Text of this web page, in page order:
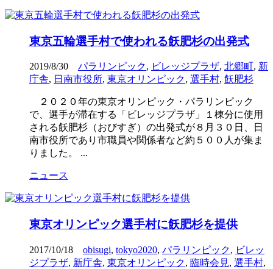
東京五輪選手村で使われる飫肥杉の出発式
2019/8/30 パラリンピック, ビレッジプラザ, 北郷町, 新
庁舎, 日南市役所, 東京オリンピック, 選手村, 飫肥杉
２０２０年の東京オリンピック・パラリンピック
で、選手が滞在する「ビレッジプラザ」１棟分に使用
される飫肥杉（おびすぎ）の出発式が８月３０日、日
南市役所であり市職員や関係者など約５００人が集ま
りました。 ...
ニュース
東京オリンピック選手村に飫肥杉を提供
2017/10/18 obisugi, tokyo2020, パラリンピック, ビレッ
ジプラザ, 新庁舎, 東京オリンピック, 臨時会見, 選手村,